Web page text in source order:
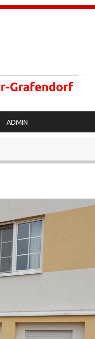
ADMIN